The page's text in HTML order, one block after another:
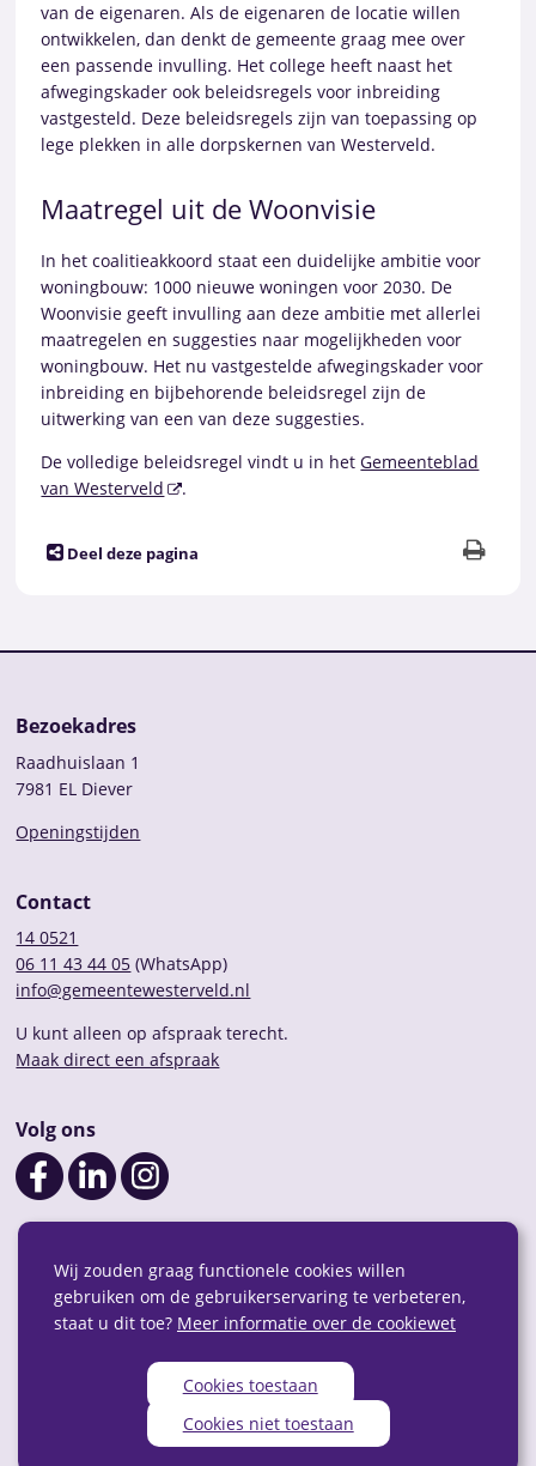
Wij zouden graag functionele cookies willen
gebruiken om de gebruikerservaring te verbeteren,
staat u dit toe? Meer informatie over de cookiewet
Cookies toestaan
Cookies niet toestaan
van de eigenaren. Als de eigenaren de locatie willen
ontwikkelen, dan denkt de gemeente graag mee over
een passende invulling. Het college heeft naast het
afwegingskader ook beleidsregels voor inbreiding
vastgesteld. Deze beleidsregels zijn van toepassing op
lege plekken in alle dorpskernen van Westerveld.
Maatregel uit de Woonvisie
In het coalitieakkoord staat een duidelijke ambitie voor
woningbouw: 1000 nieuwe woningen voor 2030. De
Woonvisie geeft invulling aan deze ambitie met allerlei
maatregelen en suggesties naar mogelijkheden voor
woningbouw. Het nu vastgestelde afwegingskader voor
inbreiding en bijbehorende beleidsregel zijn de
uitwerking van een van deze suggesties.
De volledige beleidsregel vindt u in hetGemeenteblad
van Westerveld
.
Deel deze pagina
Bezoekadres
Raadhuislaan 1
7981 EL Diever
Openingstijden
Contact
14 0521
06 11 43 44 05 (WhatsApp)
info@gemeentewesterveld.nl
U kunt alleen op afspraak terecht.
Maak direct een afspraak
Volg ons
Over deze website Webarchief
Sitemap